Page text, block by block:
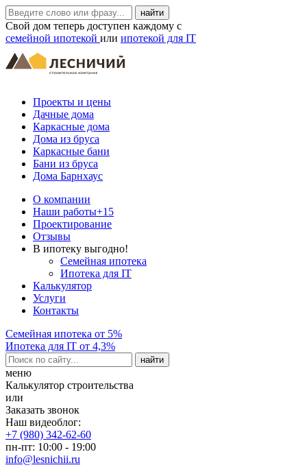
Свой дом теперь доступен каждому с
семейной ипотекой или ипотекой для IT
Проекты и цены
Дачные дома
Каркасные дома
Дома из бруса
Каркасные бани
Бани из бруса
Дома Барнхаус
О компании
Наши работы+15
Проектирование
Отзывы
В ипотеку выгодно!
Семейная ипотека
Ипотека для IT
Калькулятор
Услуги
Контакты
Семейная ипотека от 5%
Ипотека для IT от 4,3%
меню
Калькулятор строительства
или
Заказать звонок
Наш видеоблог:
+7 (980) 342-62-60
пн-пт: 10:00 - 19:00
info@lesnichii.ru